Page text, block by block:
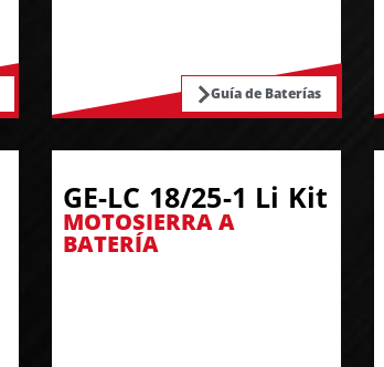
Guía de Baterías
GE-LC 18/25-1 Li Kit
MOTOSIERRA A
BATERÍA